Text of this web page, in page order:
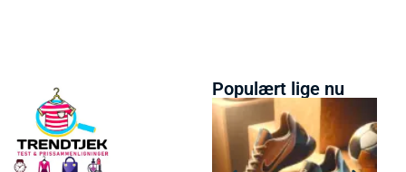
Populært lige nu